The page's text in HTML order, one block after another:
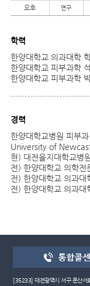
오후 연구
학력
한양대학교 의과대학
한양대학교 피부과학
한양대학교 피부과학
경력
한양대학교병원 피부
University of
현) 대전을지대학교병
전) 한양대학교 의학
전) 한양대학교 의과대
전) 한양대학교 의과대
[35233] 대전광역시 서구 둔산